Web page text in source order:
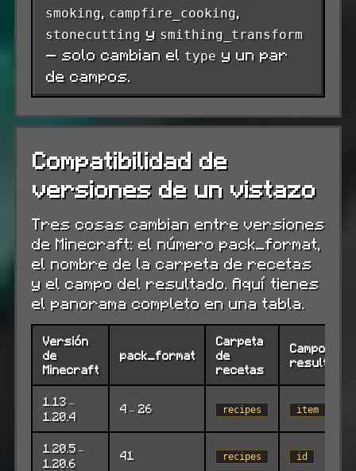
smoking, campfire_cooking,
stonecutting y smithing_transform
— solo cambian el typey un par
de campos.
Compatibilidad de
versiones de un vistazo
Tres cosas cambian entre versiones
de Minecraft: el número pack_format,
el nombre de la carpeta de recetas
y el campo del resultado. Aquí tienes
el panorama completo en una tabla.
Versión
de
Minecraft
pack_format
Carpeta
de
recetas
Campo del
resultado
1.13 –
1.20.4
4 – 26 recipes item
1.20.5 –
1.20.6
41 recipes id